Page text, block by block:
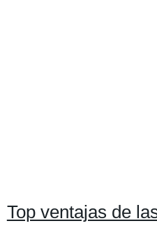
Top ventajas de